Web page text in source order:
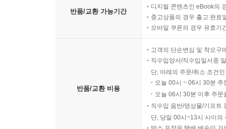
반품/교환 가능기간
디지털 콘텐츠인 eBook의
중고상품의 경우 출고 완료
모바일 쿠폰의 경우 유효기
반품/교환 비용
고객의 단순변심 및 착오구
직수입양서/직수입일서중
단, 아래의 주문/취소 조건
오늘 00시 ~ 06시 30분
오늘 06시 30분 이후 주
직수입 음반/영상물/기프트
단, 당일 00시~13시 사이의